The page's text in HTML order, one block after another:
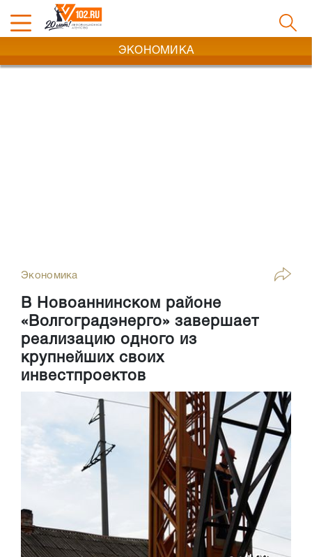
ЭКОНОМИКА
Экономика
В Новоаннинском районе
«Волгоградэнерго» завершает
реализацию одного из
крупнейших своих
инвестпроектов